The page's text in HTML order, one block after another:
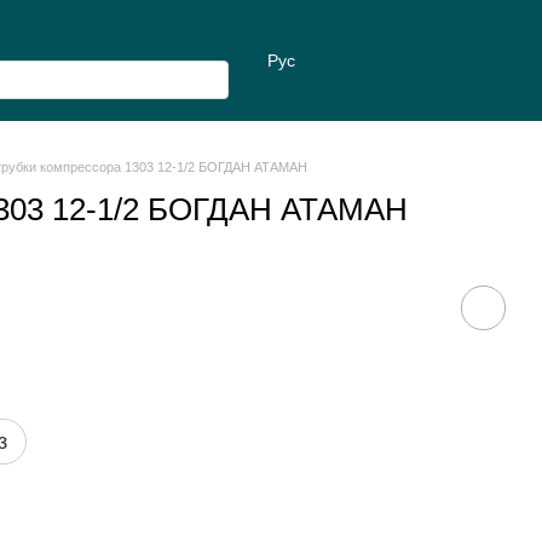
Рус
компрессора 1303 12-1/2 БОГДАН АТАМАН
12-1/2 БОГДАН АТАМАН